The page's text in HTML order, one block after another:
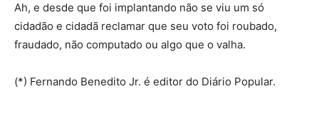
Ah, e desde que foi implantando não se viu um só
cidadão e cidadã reclamar que seu voto foi roubado,
fraudado, não computado ou algo que o valha.
(*) Fernando Benedito Jr. é editor do Diário Popular.